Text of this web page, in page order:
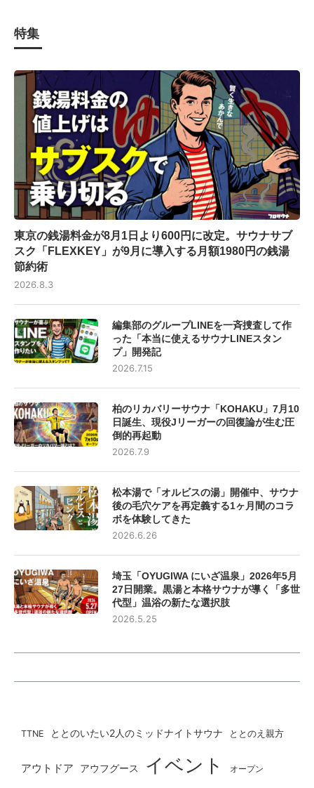
特集
東京の銭湯料金が8月1日より600円に改定。サウナサブ
スク「FLEXKEY」が9月に導入する月額1980円の銭湯
節約術
2026.8.3
編集部のグループLINEを一斉捜査して作
った「本当に使えるサウナLINEスタン
プ」開発記
2026.7.15
柏のリカバリーサウナ「KOHAKU」7月10
日誕生、現役Jリーガーの回復論が生む圧
倒的再起動
2026.7.9
松本湯で「オルビスの湯」開催中、サウナ
後の毛穴ケアを再定義する1ヶ月間のコラ
ボを体験してきた
2026.6.26
埼玉「OYUGIWA にいざ温泉」2026年5月
27日開業。黒湯と本格サウナが導く「多世
代型」温浴の新たな選択肢
2026.5.25
TTNE ととのいたい2人のミッドナイトサウナ ととのえ親方
アウトドア アウフグース イベント オープン